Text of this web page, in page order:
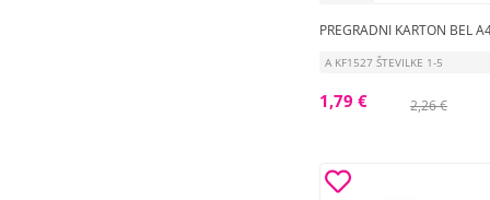
PREGRADNI KARTON BEL
A KF1527 ŠTEVILKE 1-5
2,26 €
1,79 €